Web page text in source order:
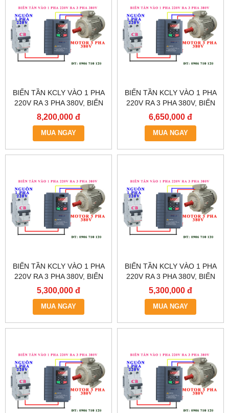
BIẾN TẦN KCLY VÀO 1 PHA
220V RA 3 PHA 380V, BIẾN
TẦN KCLY KOC600-011GT3-
B
8,200,000 đ
MUA NGAY
BIẾN TẦN KCLY VÀO 1 PHA
220V RA 3 PHA 380V, BIẾN
TẦN KCLY KOC600-
7R5GT3-B
6,650,000 đ
MUA NGAY
BIẾN TẦN KCLY VÀO 1 PHA
220V RA 3 PHA 380V, BIẾN
TẦN KCLY KOC600-
5R5GT3-B
5,300,000 đ
MUA NGAY
BIẾN TẦN KCLY VÀO 1 PHA
220V RA 3 PHA 380V, BIẾN
TẦN KCLY KOC600-
3R7GT3-B
5,300,000 đ
MUA NGAY